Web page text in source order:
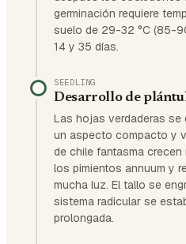
germinación requiere
suelo de 29-32 °C (85-
14 y 35 días.
SEEDLING
Desarrollo de
Las hojas verdaderas se
un aspecto compacto y
de chile fantasma
los pimientos annuum y
mucha luz. El tallo se
sistema radicular se
prolongada.